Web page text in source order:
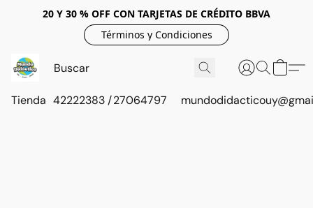
20 Y 30 % OFF CON TARJETAS DE CRÉDITO BBVA
Términos y Condiciones
Tienda 42222383 / 27064797